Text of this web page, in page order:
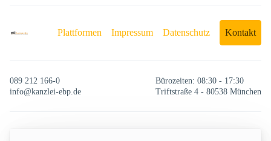
Plattformen Impressum Datenschutz Kontakt
089 212 166-0
info@kanzlei-ebp.de
Bürozeiten: 08:30 - 17:30
Triftstraße 4 - 80538 München